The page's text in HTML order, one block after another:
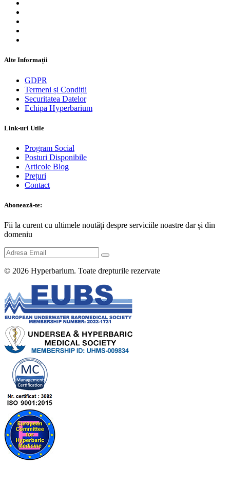
Alte Informații
GDPR
Termeni și Condiții
Securitatea Datelor
Echipa Hyperbarium
Link-uri Utile
Program Social
Posturi Disponibile
Articole Blog
Prețuri
Contact
Abonează-te:
Fii la curent cu ultimele noutăți despre serviciile noastre dar și din
domeniu
© 2026 Hyperbarium. Toate drepturile rezervate